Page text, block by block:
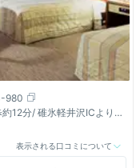
980
12分/ 碓氷軽井沢ICより
表示される口コミについて